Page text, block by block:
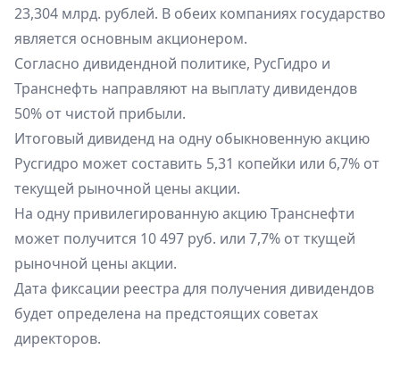
23,304 млрд. рублей. В обеих компаниях государство
является основным акционером.
Согласно дивидендной политике, РусГидро и
Транснефть направляют на выплату дивидендов
50% от чистой прибыли.
Итоговый дивиденд на одну обыкновенную акцию
Русгидро может составить 5,31 копейки или 6,7% от
текущей рыночной цены акции.
На одну привилегированную акцию Транснефти
может получится 10 497 руб. или 7,7% от ткущей
рыночной цены акции.
Дата фиксации реестра для получения дивидендов
будет определена на предстоящих советах
директоров.